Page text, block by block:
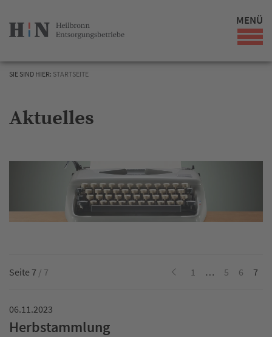
MENÜ
SIE SIND HIER: STARTSEITE
Aktuelles
Seite 7 / 7 1 … 5 6 7
06.11.2023
Herbstammlung